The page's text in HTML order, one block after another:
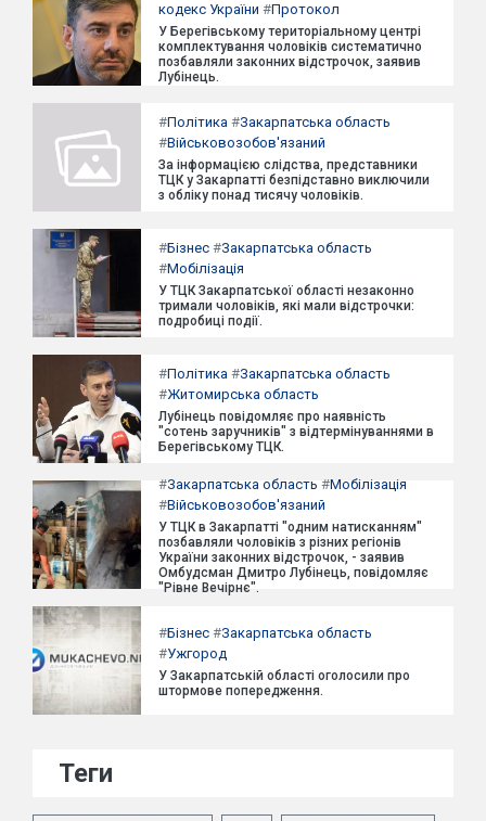
кодекс України #Протокол
У Берегівському територіальному центрі
комплектування чоловіків систематично
позбавляли законних відстрочок, заявив
Лубінець.
#Політика #Закарпатська область
#Військовозобов'язаний
За інформацією слідства, представники
ТЦК у Закарпатті безпідставно виключили
з обліку понад тисячу чоловіків.
#Бізнес #Закарпатська область
#Мобілізація
У ТЦК Закарпатської області незаконно
тримали чоловіків, які мали відстрочки:
подробиці події.
#Політика #Закарпатська область
#Житомирська область
Лубінець повідомляє про наявність
"сотень заручників" з відтермінуваннями в
Берегівському ТЦК.
#Закарпатська область #Мобілізація
#Військовозобов'язаний
У ТЦК в Закарпатті "одним натисканням"
позбавляли чоловіків з різних регіонів
України законних відстрочок, - заявив
Омбудсман Дмитро Лубінець, повідомляє
"Рівне Вечірнє".
#Бізнес #Закарпатська область
#Ужгород
У Закарпатській області оголосили про
штормове попередження.
Теги